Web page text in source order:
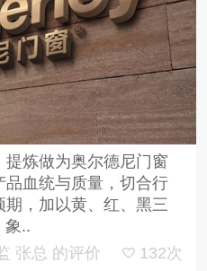
提炼做为奥尔德尼门窗
血统与质量，切合行
，加以黄、红、黑三
象..
张总 的评价
132次